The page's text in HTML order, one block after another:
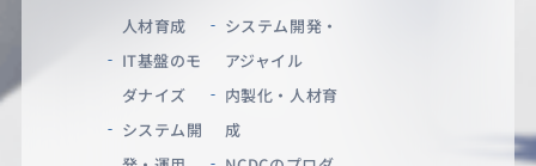
人材育成
IT基盤のモ
ダナイズ
システム開
システム開発・
アジャイル
内製化・人材育
成